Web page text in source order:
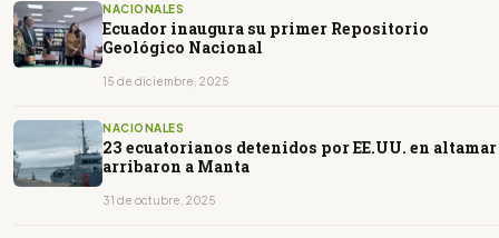
NACIONALES
Ecuador inaugura su primer Repositorio
Geológico Nacional
15 de diciembre, 2025
NACIONALES
23 ecuatorianos detenidos por EE.UU. en altamar
arribaron a Manta
31 de octubre, 2025